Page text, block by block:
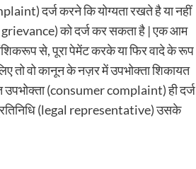
दर्ज करने कि योग्यता रखते है या नहीं
को दर्ज कर सकता है | एक आम
से, पूरा पेमेंट करके या फिर वादे के रूप
तो वो कानून के नज़र में उपभोक्ता शिकायत
(consumer complaint) ही दर्ज
प्रतिनिधि (legal representative) उसके